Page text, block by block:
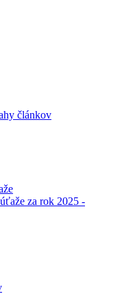
článkov
za rok 2025 -